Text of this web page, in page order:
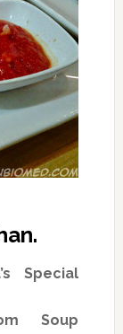
Special
Soup